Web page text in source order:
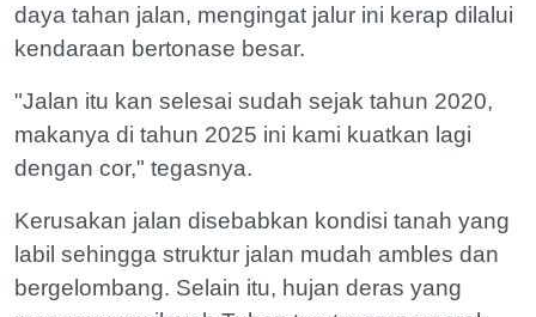
daya tahan jalan, mengingat jalur ini kerap dilalui
kendaraan bertonase besar.
"Jalan itu kan selesai sudah sejak tahun 2020,
makanya di tahun 2025 ini kami kuatkan lagi
dengan cor," tegasnya.
Kerusakan jalan disebabkan kondisi tanah yang
labil sehingga struktur jalan mudah ambles dan
bergelombang. Selain itu, hujan deras yang